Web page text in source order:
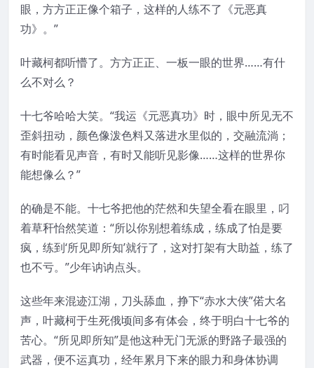
眼，方方正正像个箱子，这样的人练不了《元恶真
功》。”
叶藏柯都听懵了。方方正正、一板一眼的世界……有什
么不对么？
十七爷哈哈大笑。“我运《元恶真功》时，眼中所见无不
歪斜扭动，颜色像泼色料又落进水里似的，交融流淌；
有时能看见声音，有时又能听见影像……这样的世界你
能想像么？”
的确是不能。十七爷把他的茫然和失望全看在眼里，叼
着草秆怡然笑道：“所以你别想着练成，练成了怕是要
疯，练到‘所见即所知’就行了，这对打架有大助益，练了
也不亏。”少年讷讷点头。
这些年来混迹江湖，刀头舔血，挣下“赤水大侠”偌大名
声，叶藏柯于生死俄顷间多有体会，终于明白十七爷的
苦心。“所见即所知”是他这种无门无派的野路子最强的
武器，便不运真功，经年累月下来的眼力和身体协调